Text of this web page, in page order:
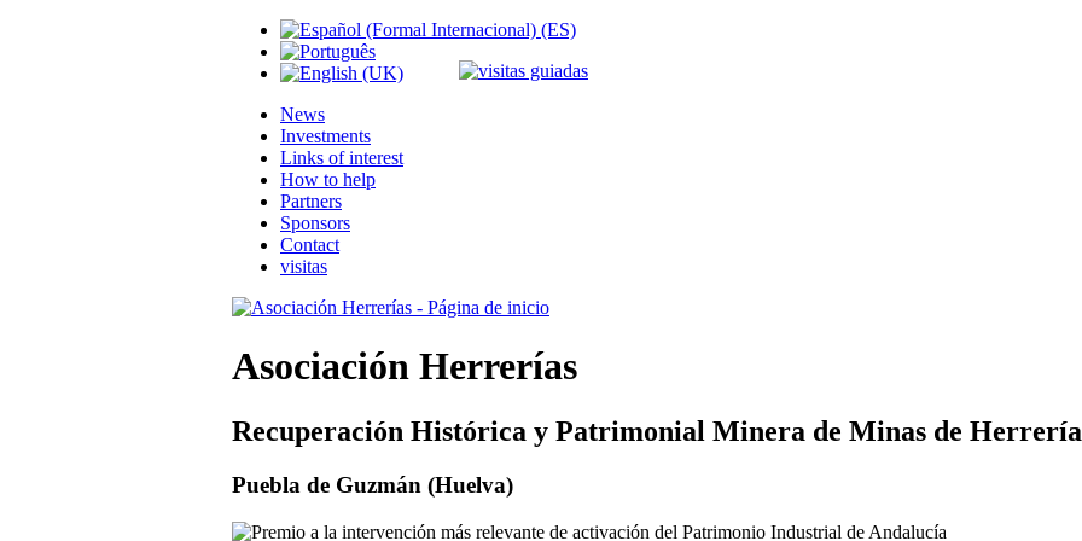
News
Investments
Links of interest
How to help
Partners
Sponsors
Contact
visitas
Asociación Herrerías
Recuperación Histórica y Patrimonial Minera de Minas de
Puebla de Guzmán (Huelva)